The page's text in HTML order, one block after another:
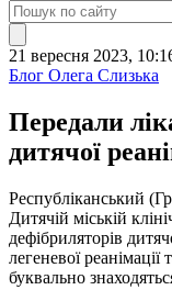
21 вересня 2023,
Блог Олега Слизька
Передали
дитячої
Республіканський
Дитячій міській
дефібриляторів
легеневої
буквально